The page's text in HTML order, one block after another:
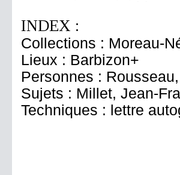
INDEX :
Collections : Moreau-
Lieux : Barbizon+
Personnes :
Sujets : Millet, Jean-
Techniques : lettre